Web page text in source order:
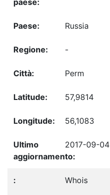
Russia
-
Perm
57,9814
56,1083
2017-09-04
Whois